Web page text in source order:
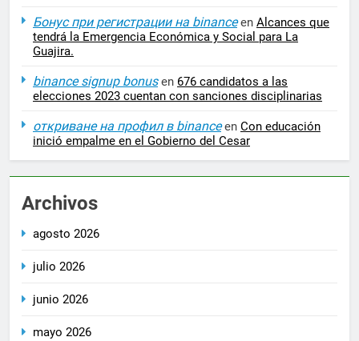
Бонус при регистрации на binanceen Alcances que
tendrá la Emergencia Económica y Social para La
Guajira.
binance signup bonusen 676 candidatos a las
elecciones 2023 cuentan con sanciones disciplinarias
откриване на профил в binanceen Con educación
inició empalme en el Gobierno del Cesar
Archivos
agosto 2026
julio 2026
junio 2026
mayo 2026